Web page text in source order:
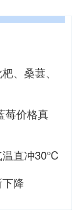
、桑葚、
莓价格真
温直冲30℃
降